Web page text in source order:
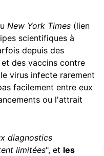
New York Times (lien
scientifiques à
depuis des
des vaccins contre
virus infecte rarement
facilement entre eux
ou l'attrait
diagnostics
limitées", et les